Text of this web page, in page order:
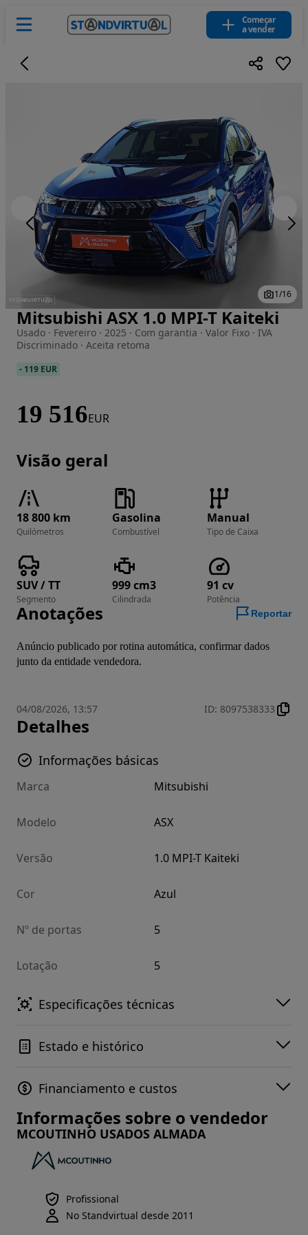
Começar
a vender
Imagem 1 de 16
1/16
Mitsubishi ASX 1.0 MPI-T Kaiteki
Usado · Fevereiro · 2025 · Com garantia · Valor Fixo · IVA
Discriminado · Aceita retoma
- 119 EUR
19 516EUR
Visão geral
18 800 km
Quilómetros
Gasolina
Combustível
Manual
Tipo de Caixa
SUV / TT
Segmento
999 cm3
Cilindrada
91 cv
Potência
Anotações Reportar
Anúncio publicado por rotina automática, confirmar dados
junto da entidade vendedora.
04/08/2026, 13:57 ID: 8097538333
Detalhes
Informações básicas
Marca Mitsubishi
Modelo ASX
Versão 1.0 MPI-T Kaiteki
Cor Azul
Nº de portas 5
Lotação 5
Especificações técnicas
Estado e histórico
Financiamento e custos
Informações sobre o vendedor
MCOUTINHO USADOS ALMADA
Profissional
No Standvirtual desde 2011